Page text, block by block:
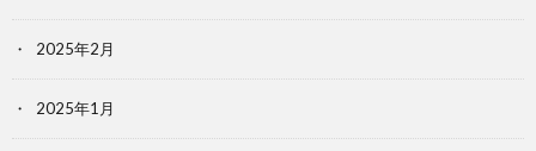
2025年2月
2025年1月